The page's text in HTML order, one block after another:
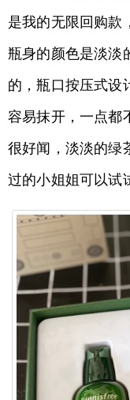
是我的无限回购款
瓶身的颜色是淡淡
的，瓶口按压式设
容易抹开，一点都
很好闻，淡淡的绿
过的小姐姐可以试